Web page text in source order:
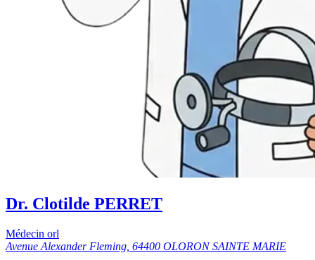
Dr. Clotilde PERRET
Médecin orl
Avenue Alexander Fleming, 64400 OLORON SAINTE MARIE